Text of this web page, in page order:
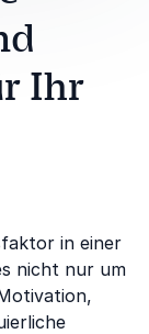
Ihr
in einer
nicht nur um